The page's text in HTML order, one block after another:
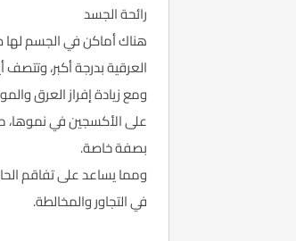
رائحة الجسد
هناك أماكن في الجسم لها
العرقية بدرجة أكبر،
ومع زيادة إفراز العرق
على الأكسجين في نموها،
بصفة خاصة.
ومما يساعد على تفاقم
في التجاور والمخالطة.